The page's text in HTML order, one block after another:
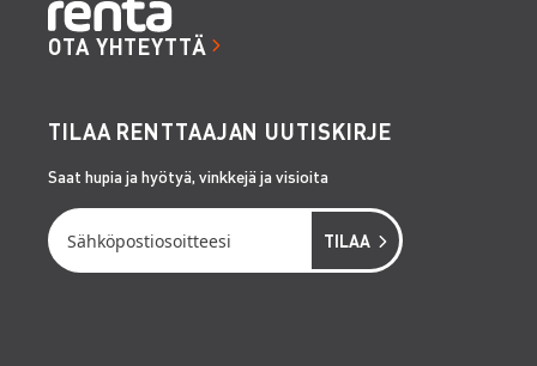
OTA YHTEYTTÄ
TILAA RENTTAAJAN UUTISKIRJE
Saat hupia ja hyötyä, vinkkejä ja visioita